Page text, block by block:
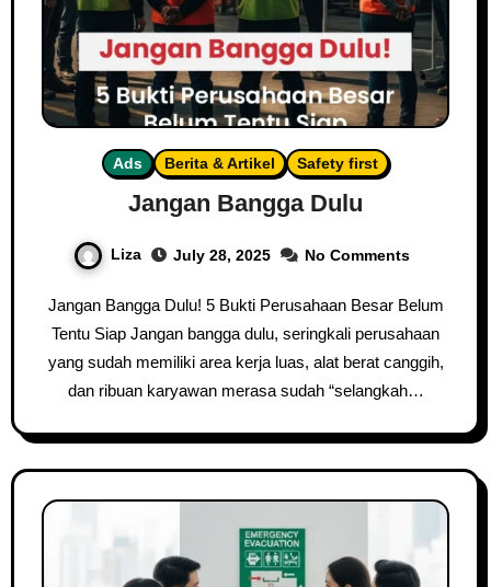
Ads Berita & Artikel Safety first
Jangan Bangga Dulu
Liza July 28, 2025 No Comments
Jangan Bangga Dulu! 5 Bukti Perusahaan Besar Belum
Tentu Siap Jangan bangga dulu, seringkali perusahaan
yang sudah memiliki area kerja luas, alat berat canggih,
dan ribuan karyawan merasa sudah “selangkah…